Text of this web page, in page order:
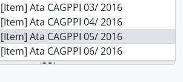
[Item] Ata CAGPPI 03/ 2016
[Item] Ata CAGPPI 04/ 2016
[Item] Ata CAGPPI 05/ 2016
[Item] Ata CAGPPI 06/ 2016
[Item] Ata CAGPPI 07/ 2016